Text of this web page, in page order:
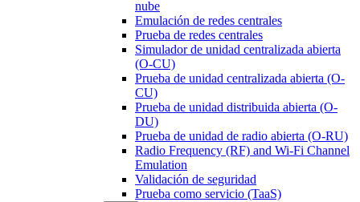
nube
Emulación de redes centrales
Prueba de redes centrales
Simulador de unidad centralizada abierta
(O-CU)
Prueba de unidad centralizada abierta (O-
CU)
Prueba de unidad distribuida abierta (O-
DU)
Prueba de unidad de radio abierta (O-RU)
Radio Frequency (RF) and Wi-Fi Channel
Emulation
Validación de seguridad
Prueba como servicio (TaaS)